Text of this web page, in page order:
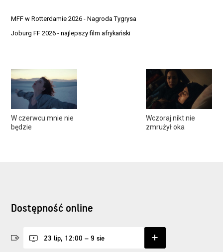
W czerwcu mnie nie
będzie
Wczoraj nikt nie
zmrużył oka
MFF w Rotterdamie 2026 - Nagroda Tygrysa
Joburg FF 2026 - najlepszy film afrykański
Dostępność online
23 lip, 12:00 – 9 sie